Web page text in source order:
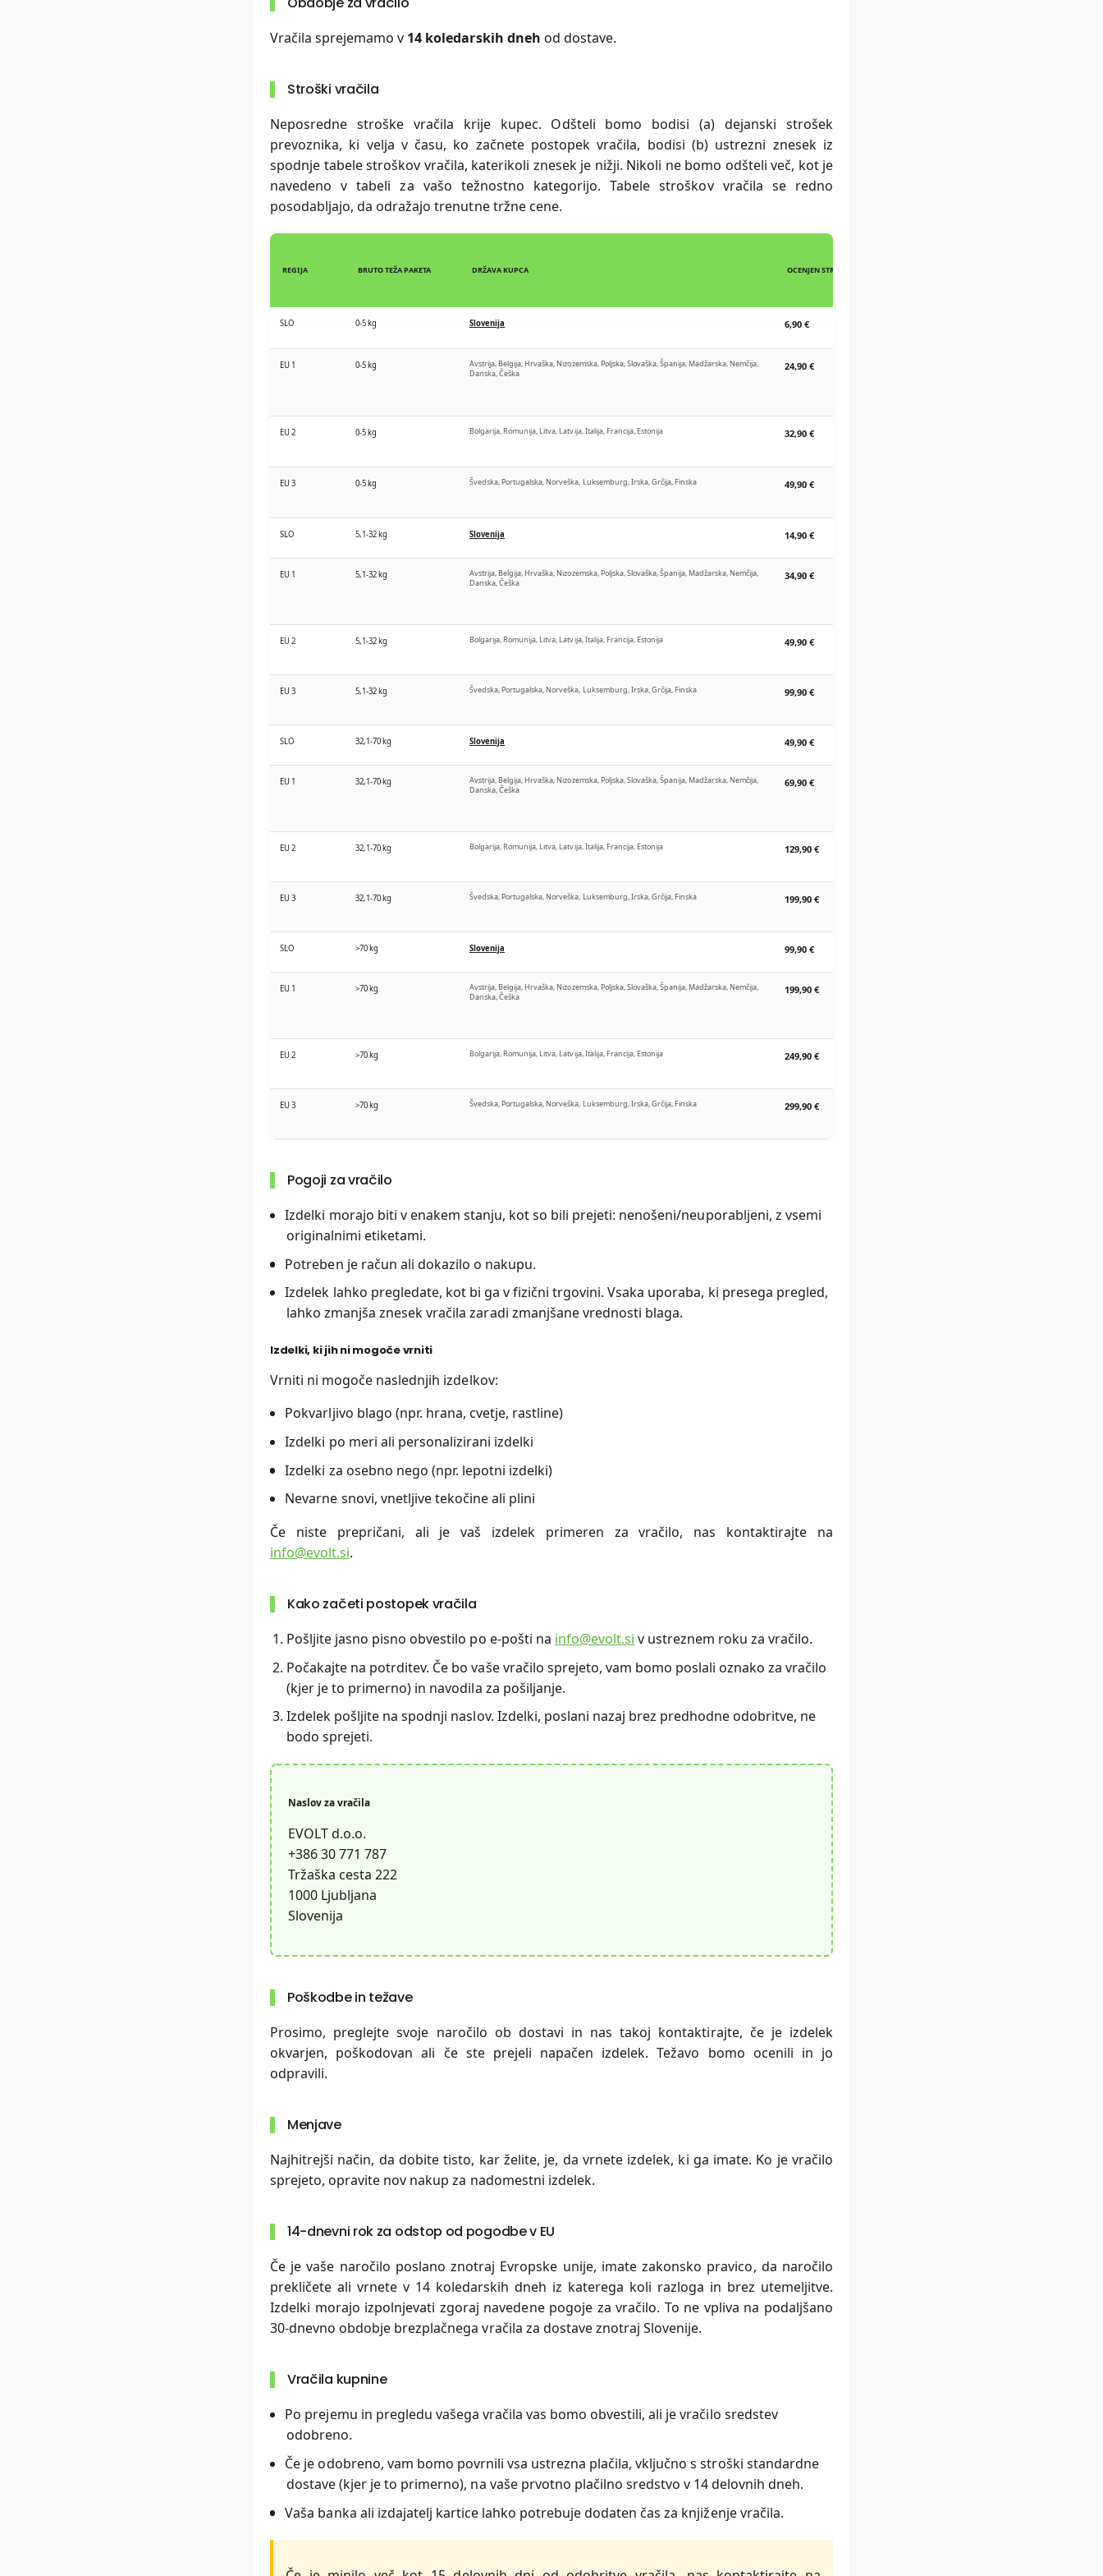
Vračila sprejemamo v 14 koledarskih dneh od dostave.
Stroški vračila
Neposredne stroške vračila krije kupec. Odšteli bomo bodisi (a) dejanski strošek
prevoznika, ki velja v času, ko začnete postopek vračila, bodisi (b) ustrezni znesek iz
spodnje tabele stroškov vračila, katerikoli znesek je nižji. Nikoli ne bomo odšteli več, kot je
navedeno v tabeli za vašo težnostno kategorijo. Tabele stroškov vračila se redno
posodabljajo, da odražajo trenutne tržne cene.
REGIJA BRUTO TEŽA PAKETA DRŽAVA KUPCA OCENJEN STROŠEK VRAČILA
SLO 0-5 kg Slovenija 6,90 €
EU 1 0-5 kg
Avstrija, Belgija, Hrvaška, Nizozemska, Poljska, Slovaška, Španija, Madžarska, Nemčija,
Danska, Češka
24,90 €
EU 2 0-5 kg Bolgarija, Romunija, Litva, Latvija, Italija, Francija, Estonija 32,90 €
EU 3 0-5 kg Švedska, Portugalska, Norveška, Luksemburg, Irska, Grčija, Finska 49,90 €
SLO 5,1-32 kg Slovenija 14,90 €
EU 1 5,1-32 kg
Avstrija, Belgija, Hrvaška, Nizozemska, Poljska, Slovaška, Španija, Madžarska, Nemčija,
Danska, Češka
34,90 €
EU 2 5,1-32 kg Bolgarija, Romunija, Litva, Latvija, Italija, Francija, Estonija 49,90 €
EU 3 5,1-32 kg Švedska, Portugalska, Norveška, Luksemburg, Irska, Grčija, Finska 99,90 €
SLO 32,1-70 kg Slovenija 49,90 €
EU 1 32,1-70 kg
Avstrija, Belgija, Hrvaška, Nizozemska, Poljska, Slovaška, Španija, Madžarska, Nemčija,
Danska, Češka
69,90 €
EU 2 32,1-70 kg Bolgarija, Romunija, Litva, Latvija, Italija, Francija, Estonija 129,90 €
EU 3 32,1-70 kg Švedska, Portugalska, Norveška, Luksemburg, Irska, Grčija, Finska 199,90 €
SLO >70 kg Slovenija 99,90 €
EU 1 >70 kg
Avstrija, Belgija, Hrvaška, Nizozemska, Poljska, Slovaška, Španija, Madžarska, Nemčija,
Danska, Češka
199,90 €
EU 2 >70 kg Bolgarija, Romunija, Litva, Latvija, Italija, Francija, Estonija 249,90 €
EU 3 >70 kg Švedska, Portugalska, Norveška, Luksemburg, Irska, Grčija, Finska 299,90 €
Pogoji za vračilo
Izdelki morajo biti v enakem stanju, kot so bili prejeti: nenošeni/neuporabljeni, z vsemi
originalnimi etiketami.
Potreben je račun ali dokazilo o nakupu.
Izdelek lahko pregledate, kot bi ga v fizični trgovini. Vsaka uporaba, ki presega pregled,
lahko zmanjša znesek vračila zaradi zmanjšane vrednosti blaga.
Izdelki, ki jih ni mogoče vrniti
Vrniti ni mogoče naslednjih izdelkov:
Pokvarljivo blago (npr. hrana, cvetje, rastline)
Izdelki po meri ali personalizirani izdelki
Izdelki za osebno nego (npr. lepotni izdelki)
Nevarne snovi, vnetljive tekočine ali plini
Če niste prepričani, ali je vaš izdelek primeren za vračilo, nas kontaktirajte na
info@evolt.si.
Kako začeti postopek vračila
Pošljite jasno pisno obvestilo po e-pošti na info@evolt.si v ustreznem roku za vračilo.
Počakajte na potrditev. Če bo vaše vračilo sprejeto, vam bomo poslali oznako za vračilo
(kjer je to primerno) in navodila za pošiljanje.
Izdelek pošljite na spodnji naslov. Izdelki, poslani nazaj brez predhodne odobritve, ne
bodo sprejeti.
Naslov za vračila
EVOLT d.o.o.
+386 30 771 787
Tržaška cesta 222
1000 Ljubljana
Slovenija
Poškodbe in težave
Prosimo, preglejte svoje naročilo ob dostavi in nas takoj kontaktirajte, če je izdelek
okvarjen, poškodovan ali če ste prejeli napačen izdelek. Težavo bomo ocenili in jo
odpravili.
Menjave
Najhitrejši način, da dobite tisto, kar želite, je, da vrnete izdelek, ki ga imate. Ko je vračilo
sprejeto, opravite nov nakup za nadomestni izdelek.
14-dnevni rok za odstop od pogodbe v EU
Če je vaše naročilo poslano znotraj Evropske unije, imate zakonsko pravico, da naročilo
prekličete ali vrnete v 14 koledarskih dneh iz katerega koli razloga in brez utemeljitve.
Izdelki morajo izpolnjevati zgoraj navedene pogoje za vračilo. To ne vpliva na podaljšano
30-dnevno obdobje brezplačnega vračila za dostave znotraj Slovenije.
Vračila kupnine
Po prejemu in pregledu vašega vračila vas bomo obvestili, ali je vračilo sredstev
odobreno.
Če je odobreno, vam bomo povrnili vsa ustrezna plačila, vključno s stroški standardne
dostave (kjer je to primerno), na vaše prvotno plačilno sredstvo v 14 delovnih dneh.
Vaša banka ali izdajatelj kartice lahko potrebuje dodaten čas za knjiženje vračila.